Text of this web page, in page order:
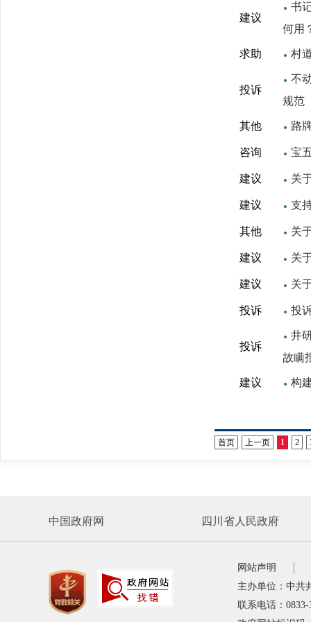
建议
书
何用
求助 村
投诉
不
规范
其他 路
咨询 宝
建议 关
建议 支
其他 关
建议 关
建议 关
投诉 投
投诉
井
故瞒
建议 构
首页 上一页 1 2
中国政府网 四川省人民政府
网站声明
主办单位：中共
联系电话：